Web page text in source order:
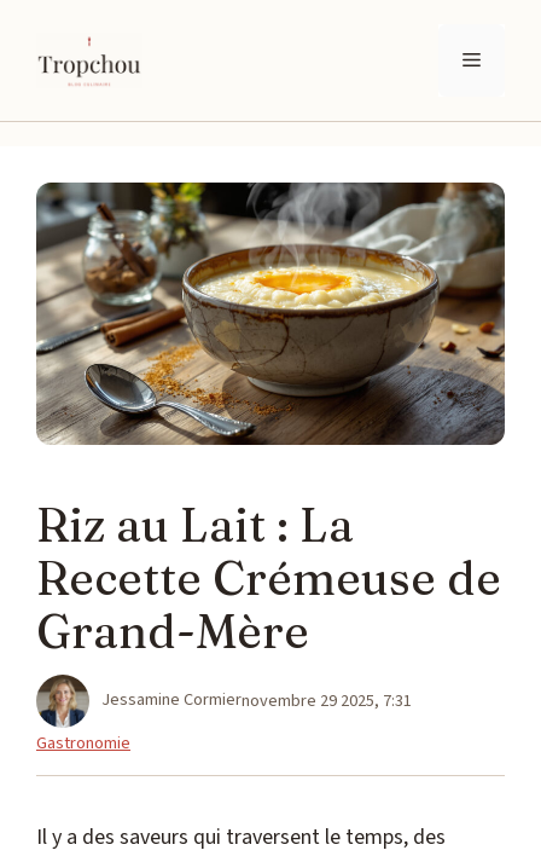
contenu
Menu
Riz au Lait : La
Recette Crémeuse de
Grand-Mère
Jessamine Cormiernovembre 29 2025, 7:31
Catégories
Gastronomie
Il y a des saveurs qui traversent le temps, des